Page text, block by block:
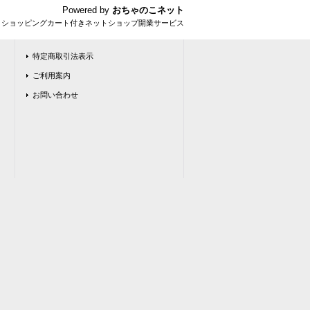
Powered by おちゃのこネット
ョッピングカート付きネットショップ開業サービス
特定商取引法表示
ご利用案内
お問い合わせ